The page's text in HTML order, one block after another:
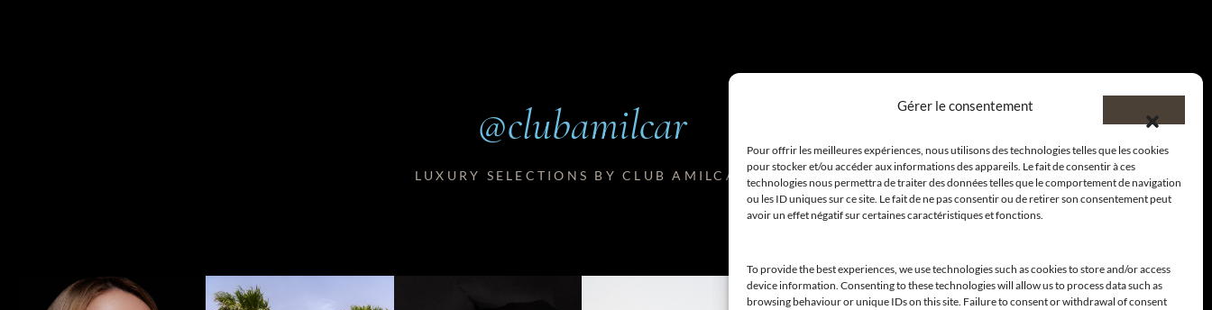
Gérer le consentement
Pour offrir les meilleures expériences, nous utilisons des technologies telles que les cookies
pour stocker et/ou accéder aux informations des appareils. Le fait de consentir à ces
technologies nous permettra de traiter des données telles que le comportement de navigation
ou les ID uniques sur ce site. Le fait de ne pas consentir ou de retirer son consentement peut
avoir un effet négatif sur certaines caractéristiques et fonctions.
To provide the best experiences, we use technologies such as cookies to store and/or access
device information. Consenting to these technologies will allow us to process data such as
browsing behaviour or unique IDs on this site. Failure to consent or withdrawal of consent
@clubamilcar
LUXURY SELECTIONS BY CLUB AMILCAR